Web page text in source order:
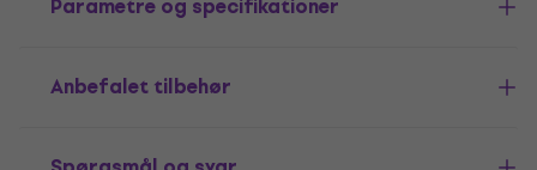
Parametre og specifikationer
Anbefalet tilbehør